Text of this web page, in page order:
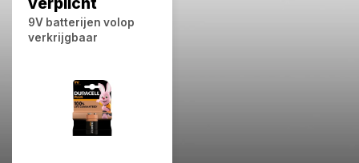
9V batterijen volop
verkrijgbaar